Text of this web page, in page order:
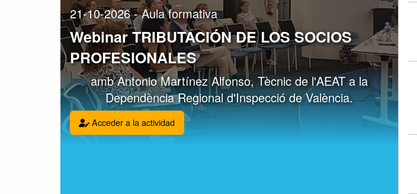
21-10-2026 - Aula formativa
Webinar TRIBUTACIÓN DE LOS SOCIOS
PROFESIONALES
amb Antonio Martínez Alfonso, Tècnic de l'AEAT a la
Dependència Regional d'Inspecció de València.
Acceder a la actividad